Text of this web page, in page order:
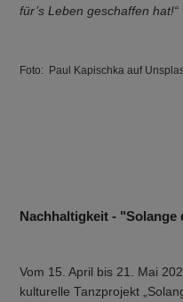
für’s Leben geschaffen hat!“
Foto: Paul Kapischka auf
Nachhaltigkeit - "Solange
Vom 15. April bis 21. Mai
kulturelle Tanzprojekt